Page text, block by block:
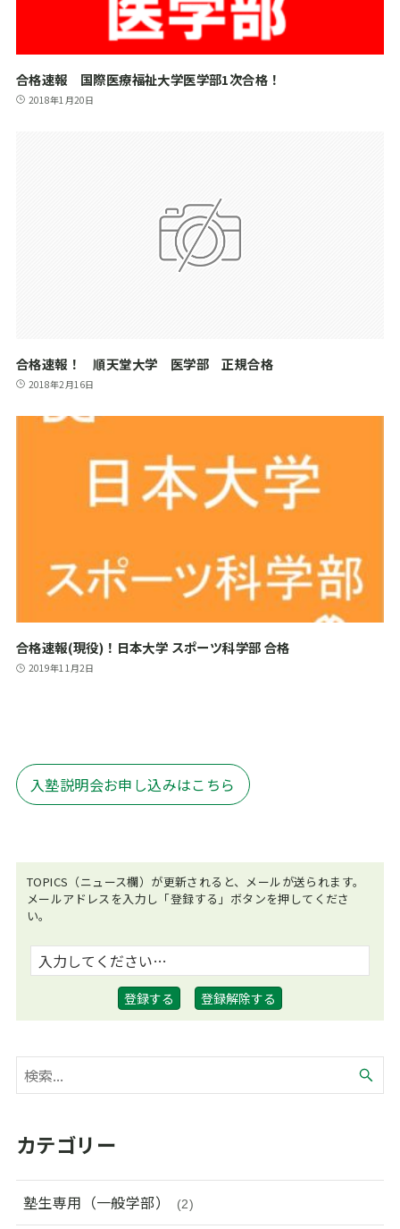
合格速報 国際医療福祉大学医学部1次合格！
2018年1月20日
合格速報！ 順天堂大学 医学部 正規合格
2018年2月16日
合格速報(現役)！日本大学 スポーツ科学部 合格
2019年11月2日
入塾説明会お申し込みはこちら
TOPICS（ニュース欄）が更新されると、メールが送られます。
メールアドレスを入力し「登録する」ボタンを押してくださ
い。
カテゴリー
塾生専用（一般学部） (2)